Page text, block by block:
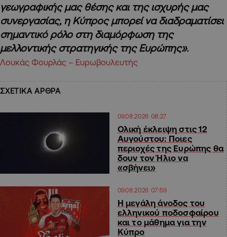
γεωγραφικής μας θέσης και της ισχυρής μας
συνεργασίας, η Κύπρος μπορεί να διαδραματίσει
σημαντικό ρόλο στη διαμόρφωση της
μελλοντικής στρατηγικής της Ευρώπης».
Λουκάς Φουρλάς – Ευρωβουλευτής
ΣΧΕΤΙΚΑ ΑΡΘΡΑ
09.08.2026 08:27
Ολική έκλειψη στις 12
Αυγούστου: Ποιες
περιοχές της Ευρώπης θα
δουν τον Ήλιο να
«σβήνει»
09.08.2026 07:59
Η μεγάλη άνοδος του
ελληνικού ποδοσφαίρου
και το μάθημα για την
Κύπρο